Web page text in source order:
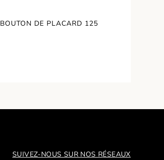
BOUTON DE PLACARD 125
SUIVEZ-NOUS SUR NOS RÉSEAUX